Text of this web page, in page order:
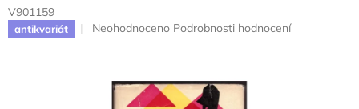
V901159
antikvariát
Průměrné
Neohodnoceno Podrobnosti hodnocení